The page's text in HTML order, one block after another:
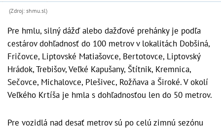
(Zdroj: shmu.sl)
Pre hmlu, silný dážď alebo dažďové prehánky je podľa
cestárov dohľadnosť do 100 metrov v lokalitách Dobšiná,
Fričovce, Liptovské Matiašovce, Bertotovce, Liptovský
Hrádok, Trebišov, Veľké Kapušany, Štítnik, Kremnica,
Sečovce, Michalovce, Plešivec, Rožňava a Široké. V okolí
Veľkého Krtíša je hmla s dohľadnosťou len do 50 metrov.
Pre vozidlá nad desať metrov sú po celú zimnú sezónu